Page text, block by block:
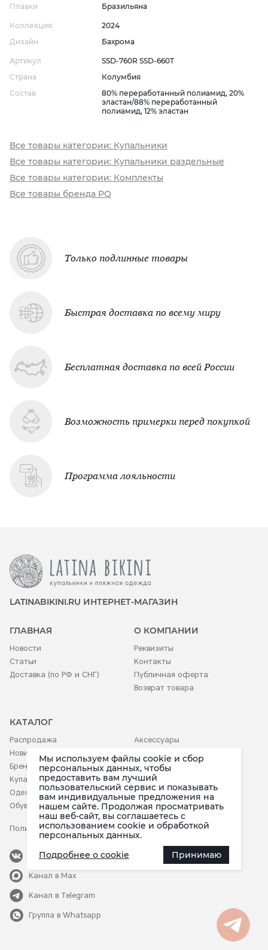
Плавки Бразильяна
Коллекция
2024
Дизайн
Бахрома
Артикул
SSD-760R SSD-660T
Страна
Колумбия
Состав
80% переработанный полиамид, 20%
эластан/88% переработанный
полиамид, 12% эластан
Все товары категории: Купальники
Все товары категории: Купальники раздельные
Все товары категории: Комплекты
Все товары бренда PQ
Только подлинные товары
Быстрая доставка по всему миру
Бесплатная доставка по всей России
Возможность примерки перед покупкой
Программа лояльности
LATINABIKINI.RU ИНТЕРНЕТ-МАГАЗИН
ГЛАВНАЯ
Новости
Статьи
Доставка (по РФ и СНГ)
О КОМПАНИИ
Реквизиты
Контакты
Публичная оферта
Возврат товара
КАТАЛОГ
Распродажа
Новинки
Бренды
Купальники
Одежда
Обувь
Аксессуары
Детское
Политика конфиденциальности
Наша группа
Канал в Max
Канал в Telegram
Группа в Whatsapp
Мы используем файлы cookie и сбор
персональных данных, чтобы
предоставить вам лучший
пользовательский сервис и показывать
вам индивидуальные предложения на
нашем сайте. Продолжая просматривать
наш веб-сайт, вы соглашаетесь c
использованием cookie и обработкой
персональных данных.
Подробнее о cookie
Принимаю
в приложении Telegram